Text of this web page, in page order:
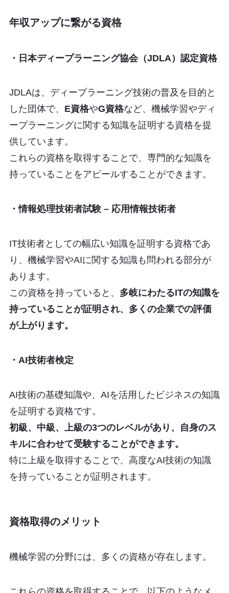
年収アップに繋がる資格
・日本ディープラーニング協会（JDLA）認定資格
JDLAは、ディープラーニング技術の普及を目的と
した団体で、 E資格やG資格など、機械学習やディ
ープラーニングに関する知識を証明する資格を提
供しています。
これらの資格を取得することで、専門的な知識を
持っていることをアピールすることができます。
・情報処理技術者試験 – 応用情報技術者
IT技術者としての幅広い知識を証明する資格であ
り、機械学習やAIに関する知識も問われる部分が
あります。
この資格を持っていると、 多岐にわたるITの知識を
持っていることが証明され、多くの企業での評価
が上がります。
・AI技術者検定
AI技術の基礎知識や、AIを活用したビジネスの知識
を証明する資格です。
初級、中級、上級の3つのレベルがあり、自身のス
キルに合わせて受験することができます。
特に上級を取得することで、高度なAI技術の知識
を持っていることが証明されます。
資格取得のメリット
機械学習の分野には、多くの資格が存在します。